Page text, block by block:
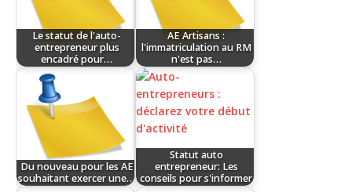
Le statut de l'auto-
entrepreneur plus
encadré pour…
AE Artisans :
l'immatriculation au RM
n'est pas…
Du nouveau pour les AE
souhaitant exercer une…
Statut auto
entrepreneur: Les
conseils pour s'informer